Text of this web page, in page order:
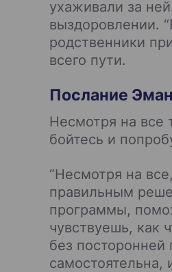
ухаживали за
выздоровлении.
родственники
всего пути.
Послание
Несмотря на все
бойтесь и
“Несмотря на
правильным
программы,
чувствуешь, как
без